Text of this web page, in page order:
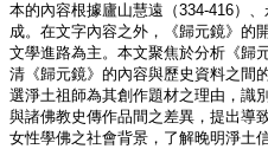
本的內容根據廬山慧遠（334-416）
成。在文字內容之外，《歸元鏡》的
文學進路為主。本文聚焦於分析《歸
清《歸元鏡》的內容與歷史資料之間
選淨土祖師為其創作題材之理由，識
與諸佛教史傳作品間之差異，提出導
女性學佛之社會背景，了解晚明淨土